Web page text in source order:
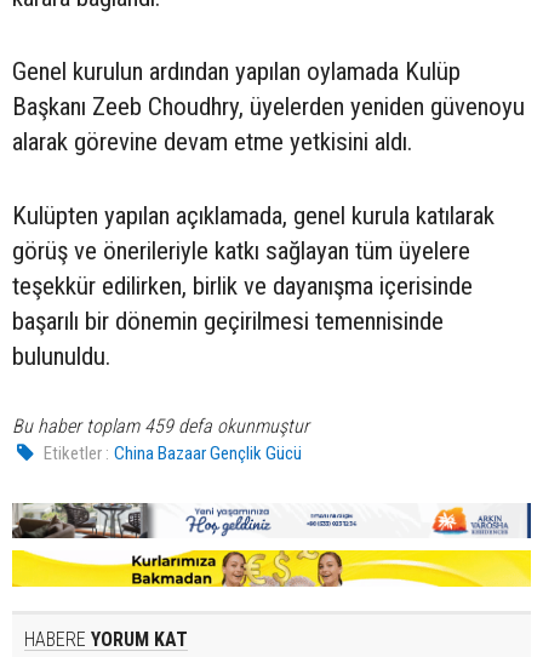
Genel kurulun ardından yapılan oylamada Kulüp
Başkanı Zeeb Choudhry, üyelerden yeniden güvenoyu
alarak görevine devam etme yetkisini aldı.
Kulüpten yapılan açıklamada, genel kurula katılarak
görüş ve önerileriyle katkı sağlayan tüm üyelere
teşekkür edilirken, birlik ve dayanışma içerisinde
başarılı bir dönemin geçirilmesi temennisinde
bulunuldu.
Bu haber toplam 459 defa okunmuştur
Etiketler : China Bazaar Gençlik Gücü
HABERE YORUM KAT